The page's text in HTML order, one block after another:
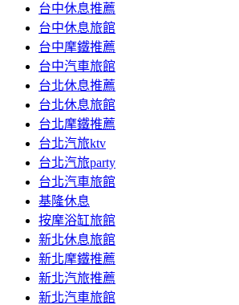
台中休息推薦
台中休息旅館
台中摩鐵推薦
台中汽車旅館
台北休息推薦
台北休息旅館
台北摩鐵推薦
台北汽旅ktv
台北汽旅party
台北汽車旅館
基隆休息
按摩浴缸旅館
新北休息旅館
新北摩鐵推薦
新北汽旅推薦
新北汽車旅館